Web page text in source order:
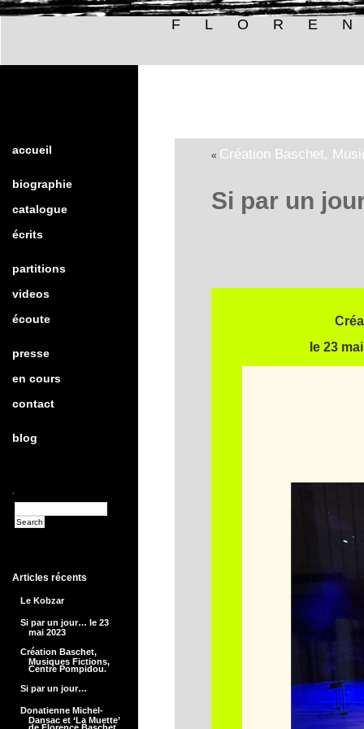
« Création Baschet,
Si par un
le 23
accueil
biographie
catalogue
écrits
partitions
videos
écoute
presse
en cours
contact
blog
Articles récents
Le Kobzar
Si par un jour… le 23
mai 2023
Création Baschet,
Musiques Fictions,
Centre Pompidou.
Si par un jour…
Donatienne Michel-
Dansac et ‘La Muette’
de Florence Baschet